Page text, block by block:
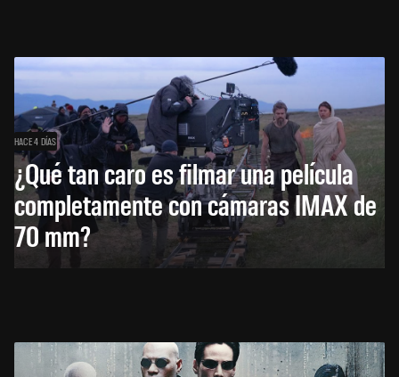
HACE 4 DÍAS
¿Qué tan caro es filmar una película
completamente con cámaras IMAX de
70 mm?